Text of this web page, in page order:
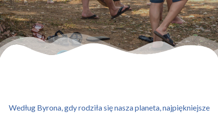
Według Byrona, gdy rodziła się nasza planeta, najpiękniejsze